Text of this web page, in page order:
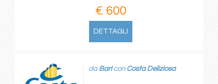
€ 600
DETTAGLI
da Baricon Costa Deliziosa